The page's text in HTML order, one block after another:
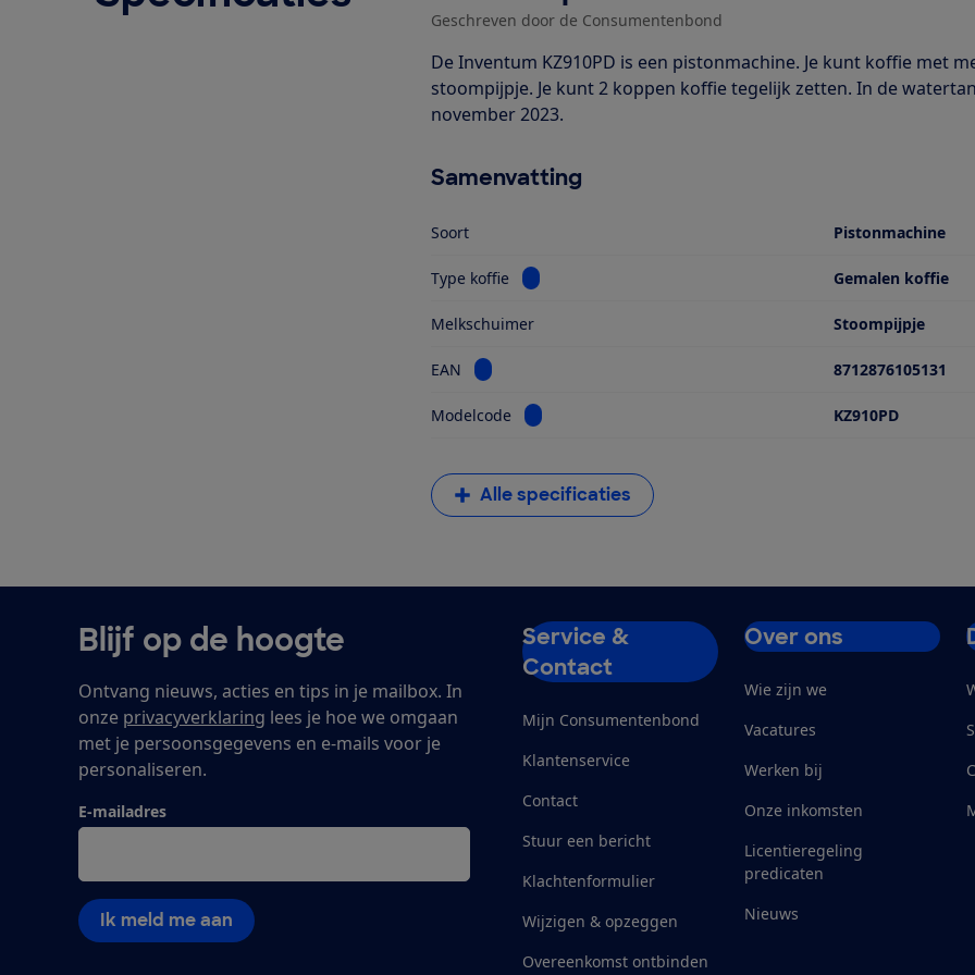
Geschreven door de Consumentenbond
De Inventum KZ910PD is een pistonmachine. Je kunt koffie met
stoompijpje. Je kunt 2 koppen koffie tegelijk zetten. In de
november 2023.
Samenvatting
Soort Pistonmachine
Type koffie Bekijk informatie voor Type koffie Gemalen koffie
Melkschuimer Stoompijpje
EAN Bekijk informatie voor EAN 8712876105131
Modelcode Bekijk informatie voor Modelcode KZ910PD
Alle specificaties
Blijf op de hoogte
Ontvang nieuws, acties en tips in je mailbox. In
onze privacyverklaring lees je hoe we omgaan
met je persoonsgegevens en e-mails voor je
personaliseren.
E-mailadres
Ik meld me aan
Service &
Contact
Mijn Consumentenbond
Klantenservice
Contact
Stuur een bericht
Klachtenformulier
Wijzigen & opzeggen
Overeenkomst ontbinden
Over ons
Wie zijn we
Vacatures
Werken bij
Onze inkomsten
Licentieregeling
predicaten
Nieuws